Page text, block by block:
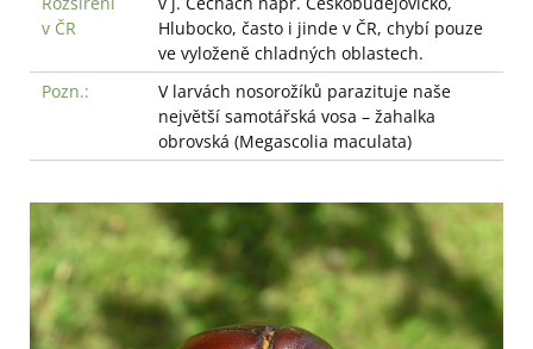
v ČR
Hlubocko, často i jinde v ČR, chybí pouze
ve vyloženě chladných oblastech.
Pozn.:
V larvách nosorožíků parazituje naše
největší samotářská vosa – žahalka
obrovská (Megascolia maculata)